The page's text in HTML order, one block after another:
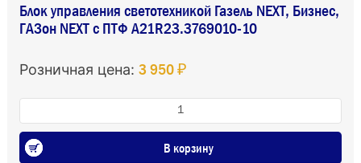
Блок управления светотехникой Газель NEXT, Бизнес,
ГАЗон NEXT с ПТФ А21R23.3769010-10
Розничная цена: 3 950 ₽
В корзину